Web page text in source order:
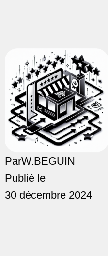
ParW.BEGUIN
Publié le
30 décembre 2024